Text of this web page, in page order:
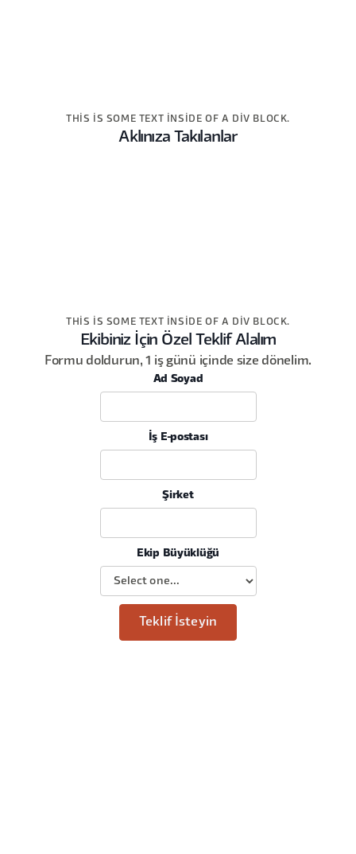
THIS IS SOME TEXT INSIDE OF A DIV BLOCK.
Aklınıza Takılanlar
THIS IS SOME TEXT INSIDE OF A DIV BLOCK.
Ekibiniz İçin Özel Teklif Alalım
Formu doldurun, 1 iş günü içinde size dönelim.
Ad Soyad
İş E-postası
Şirket
Ekip Büyüklüğü